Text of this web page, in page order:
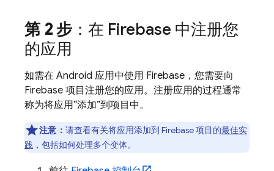
第 2 步 ：在 Firebase 中注册您
的应用
如需在 Android 应用中使用 Firebase，您需要向
Firebase 项目注册您的应用。注册应用的过程通常
称为将应用“添加”到项目中。
注意： 请查看有关将应用添加到 Firebase 项目的最佳实
践 ，包括如何处理多个变体。